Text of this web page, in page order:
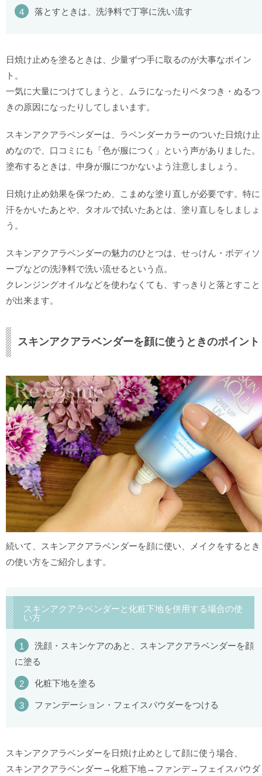
落とすときは、洗浄料で丁寧に洗い流す
日焼け止めを塗るときは、少量ずつ手に取るのが大事なポイン
ト。
一気に大量につけてしまうと、ムラになったりベタつき・ぬるつ
きの原因になったりしてしまいます。
スキンアクアラベンダーは、ラベンダーカラーのついた日焼け止
めなので、口コミにも「色が服につく」という声がありました。
塗布するときは、中身が服につかないよう注意しましょう。
日焼け止め効果を保つため、こまめな塗り直しが必要です。特に
汗をかいたあとや、タオルで拭いたあとは、塗り直しをしましょ
う。
スキンアクアラベンダーの魅力のひとつは、せっけん・ボディソ
ープなどの洗浄料で洗い流せるという点。
クレンジングオイルなどを使わなくても、すっきりと落とすこと
が出来ます。
スキンアクアラベンダーを顔に使うときのポイント
続いて、スキンアクアラベンダーを顔に使い、メイクをするとき
の使い方をご紹介します。
スキンアクアラベンダーと化粧下地を併用する場合の使
い方
洗顔・スキンケアのあと、スキンアクアラベンダーを顔
に塗る
化粧下地を塗る
ファンデーション・フェイスパウダーをつける
スキンアクアラベンダーを日焼け止めとして顔に使う場合、
スキンアクアラベンダー→化粧下地→ファンデ→フェイスパウダ